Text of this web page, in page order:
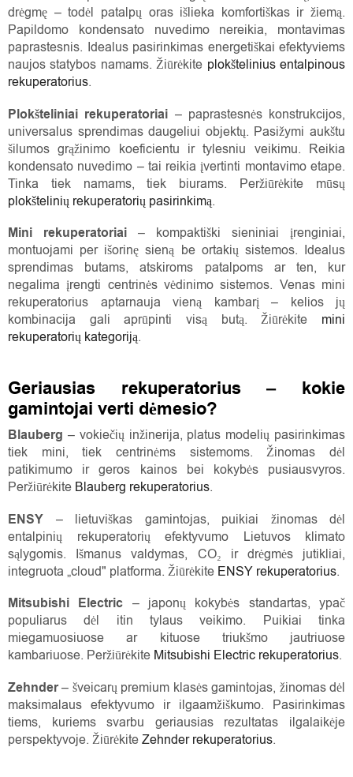
drėgmę – todėl patalpų oras išlieka komfortiškas ir žiemą.
Papildomo kondensato nuvedimo nereikia, montavimas
paprastesnis. Idealus pasirinkimas energetiškai efektyviems
naujos statybos namams. Žiūrėkite plokštelinius entalpinous
rekuperatorius.
Plokšteliniai rekuperatoriai – paprastesnės konstrukcijos,
universalus sprendimas daugeliui objektų. Pasižymi aukštu
šilumos grąžinimo koeficientu ir tylesniu veikimu. Reikia
kondensato nuvedimo – tai reikia įvertinti montavimo etape.
Tinka tiek namams, tiek biurams. Peržiūrėkite mūsų
plokštelinių rekuperatorių pasirinkimą.
Mini rekuperatoriai – kompaktiški sieniniai įrenginiai,
montuojami per išorinę sieną be ortakių sistemos. Idealus
sprendimas butams, atskiroms patalpoms ar ten, kur
negalima įrengti centrinės vėdinimo sistemos. Venas mini
rekuperatorius aptarnauja vieną kambarį – kelios jų
kombinacija gali aprūpinti visą butą. Žiūrėkite mini
rekuperatorių kategoriją.
Geriausias rekuperatorius – kokie
gamintojai verti dėmesio?
Blauberg – vokiečių inžinerija, platus modelių pasirinkimas
tiek mini, tiek centrinėms sistemoms. Žinomas dėl
patikimumo ir geros kainos bei kokybės pusiausvyros.
Peržiūrėkite Blauberg rekuperatorius.
ENSY – lietuviškas gamintojas, puikiai žinomas dėl
entalpinių rekuperatorių efektyvumo Lietuvos klimato
sąlygomis. Išmanus valdymas, CO₂ ir drėgmės jutikliai,
integruota „cloud" platforma. Žiūrėkite ENSY rekuperatorius.
Mitsubishi Electric – japonų kokybės standartas, ypač
populiarus dėl itin tylaus veikimo. Puikiai tinka
miegamuosiuose ar kituose triukšmo jautriuose
kambariuose. Peržiūrėkite Mitsubishi Electric rekuperatorius.
Zehnder– šveicarų premium klasės gamintojas, žinomas dėl
maksimalaus efektyvumo ir ilgaamžiškumo. Pasirinkimas
tiems, kuriems svarbu geriausias rezultatas ilgalaikėje
perspektyvoje. ŽiūrėkiteZehnder rekuperatorius.